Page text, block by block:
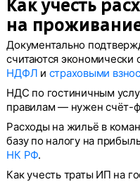
Как учесть
на
Документально
считаются экономически
НДФЛ и страховыми
НДС по гостиничным
правилам — нужен счёт-
Расходы на жильё в
базу по налогу на
НК РФ.
Как учесть траты ИП на